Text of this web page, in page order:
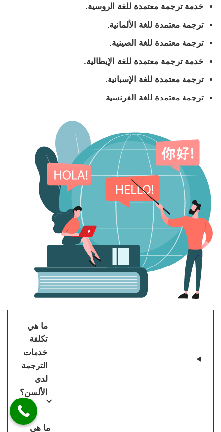
خدمة ترجمة معتمدة للغة الروسية.
ترجمة معتمدة للغة الألمانية.
ترجمة معتمدة للغة الصينية.
خدمة ترجمة معتمدة للغة الإيطالية.
ترجمة معتمدة للغة الإسبانية.
ترجمة معتمدة للغة الفرنسية.
ما هي
تكلفة
خدمات
الترجمة
لدى
الألسن؟
ما هي